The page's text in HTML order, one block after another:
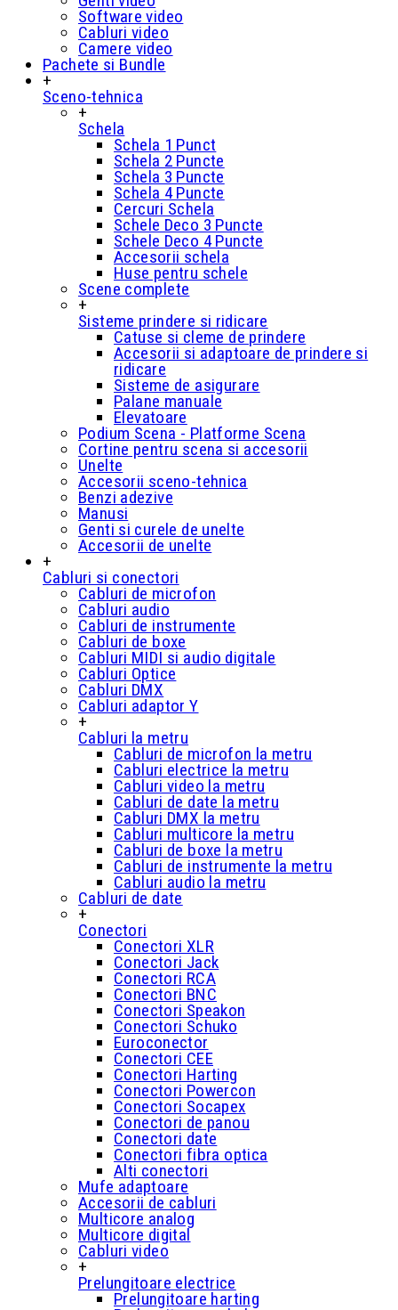
Software video
Cabluri video
Camere video
Pachete si Bundle
+
Sceno-tehnica
+
Schela
Schela 1 Punct
Schela 2 Puncte
Schela 3 Puncte
Schela 4 Puncte
Cercuri Schela
Schele Deco 3 Puncte
Schele Deco 4 Puncte
Accesorii schela
Huse pentru schele
Scene complete
+
Sisteme prindere si ridicare
Catuse si cleme de prindere
Accesorii si adaptoare de prindere si
ridicare
Sisteme de asigurare
Palane manuale
Elevatoare
Podium Scena - Platforme Scena
Cortine pentru scena si accesorii
Unelte
Accesorii sceno-tehnica
Benzi adezive
Manusi
Genti si curele de unelte
Accesorii de unelte
+
Cabluri si conectori
Cabluri de microfon
Cabluri audio
Cabluri de instrumente
Cabluri de boxe
Cabluri MIDI si audio digitale
Cabluri Optice
Cabluri DMX
Cabluri adaptor Y
+
Cabluri la metru
Cabluri de microfon la metru
Cabluri electrice la metru
Cabluri video la metru
Cabluri de date la metru
Cabluri DMX la metru
Cabluri multicore la metru
Cabluri de boxe la metru
Cabluri de instrumente la metru
Cabluri audio la metru
Cabluri de date
+
Conectori
Conectori XLR
Conectori Jack
Conectori RCA
Conectori BNC
Conectori Speakon
Conectori Schuko
Euroconector
Conectori CEE
Conectori Harting
Conectori Powercon
Conectori Socapex
Conectori de panou
Conectori date
Conectori fibra optica
Alti conectori
Mufe adaptoare
Accesorii de cabluri
Multicore analog
Multicore digital
Cabluri video
+
Prelungitoare electrice
Prelungitoare harting